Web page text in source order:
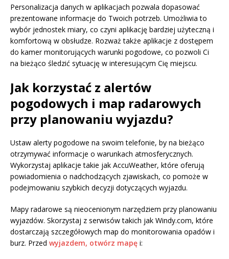
Personalizacja danych w aplikacjach pozwala dopasować
prezentowane informacje do Twoich potrzeb. Umożliwia to
wybór jednostek miary, co czyni aplikację bardziej użyteczną i
komfortową w obsłudze. Rozważ także aplikacje z dostępem
do kamer monitorujących warunki pogodowe, co pozwoli Ci
na bieżąco śledzić sytuację w interesującym Cię miejscu.
Jak korzystać z alertów
pogodowych i map radarowych
przy planowaniu wyjazdu?
Ustaw alerty pogodowe na swoim telefonie, by na bieżąco
otrzymywać informacje o warunkach atmosferycznych.
Wykorzystaj aplikacje takie jak AccuWeather, które oferują
powiadomienia o nadchodzących zjawiskach, co pomoże w
podejmowaniu szybkich decyzji dotyczących wyjazdu.
Mapy radarowe są nieocenionym narzędziem przy planowaniu
wyjazdów. Skorzystaj z serwisów takich jak Windy.com, które
dostarczają szczegółowych map do monitorowania opadów i
burz. Przed wyjazdem, otwórz mapę i: